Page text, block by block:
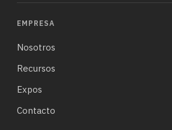
EMPRESA
Nosotros
Recursos
Expos
Contacto